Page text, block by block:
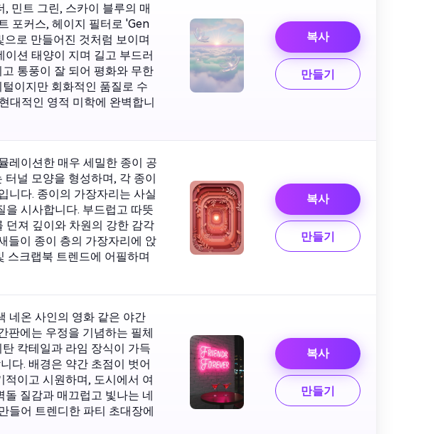
민트 그린, 스카이 블루의 매
포커스, 헤이지 필터로 'Gen
로 만들어진 것처럼 보이며
션 태양이 지며 길고 부드러
통풍이 잘 되어 평화와 무한
이지만 회화적인 품질로 수
대적인 영적 미학에 완벽합니
복사
만들기
레이션한 매우 세밀한 종이 공
널 모양을 형성하며, 각 종이
니다. 종이의 가장자리는 사실
을 시사합니다. 부드럽고 따뜻
던져 깊이와 차원의 강한 감각
들이 종이 층의 가장자리에 앉
스크랩북 트렌드에 어필하며
복사
만들기
네온 사인의 영화 같은 야간
판에는 우정을 기념하는 필체
칵테일과 라임 장식이 가득
다. 배경은 약간 초점이 벗어
이고 시원하며, 도시에서 여
질감과 매끄럽고 빛나는 네
들어 트렌디한 파티 초대장에
복사
만들기